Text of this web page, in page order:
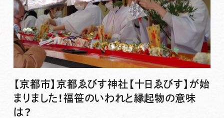
【京都市】京都ゑびす神社【十日ゑびす】が始
まりました！福笹のいわれと縁起物の意味
は？